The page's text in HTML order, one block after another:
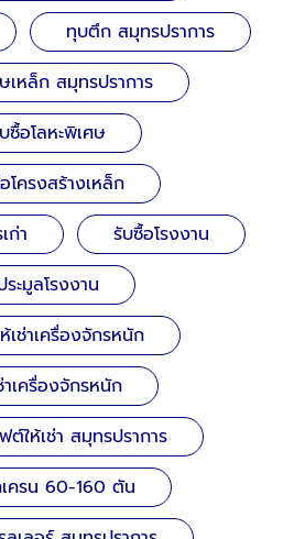
ทุบตึก สมุทรปราการ
เหล็ก สมุทรปราการ
ซื้อโลหะพิเศษ
โครงสร้างเหล็ก
ก่า
รับซื้อโรงงาน
ระมูลโรงงาน
เช่าเครื่องจักรหนัก
าเครื่องจักรหนัก
ให้เช่า สมุทรปราการ
เครน 60-160 ตัน